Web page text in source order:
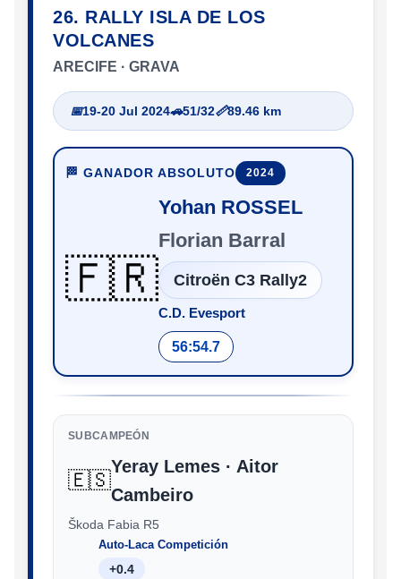
26. RALLY ISLA DE LOS
VOLCANES
ARECIFE · GRAVA
📅19-20 Jul 2024🚗51/32📏89.46 km
🏁 GANADOR ABSOLUTO 2024
🇫🇷
Yohan ROSSEL
Florian Barral
Citroën C3 Rally2
C.D. Evesport
56:54.7
SUBCAMPEÓN
🇪🇸
Yeray Lemes · Aitor
Cambeiro
Škoda Fabia R5
Auto-Laca Competición
+0.4